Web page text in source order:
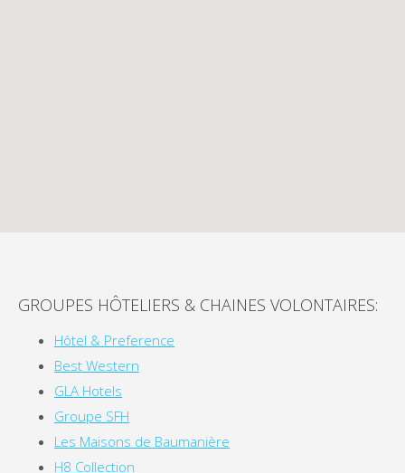
GROUPES HÔTELIERS & CHAINES VOLONTAIRES:
Hôtel & Preference
Best Western
GLA Hotels
Groupe SFH
Les Maisons de Baumanière
H8 Collection